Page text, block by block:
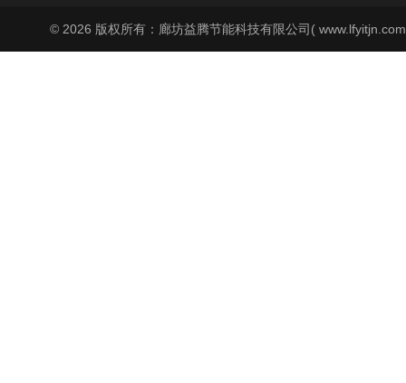
© 2026 版权所有：廊坊益腾节能科技有限公司(